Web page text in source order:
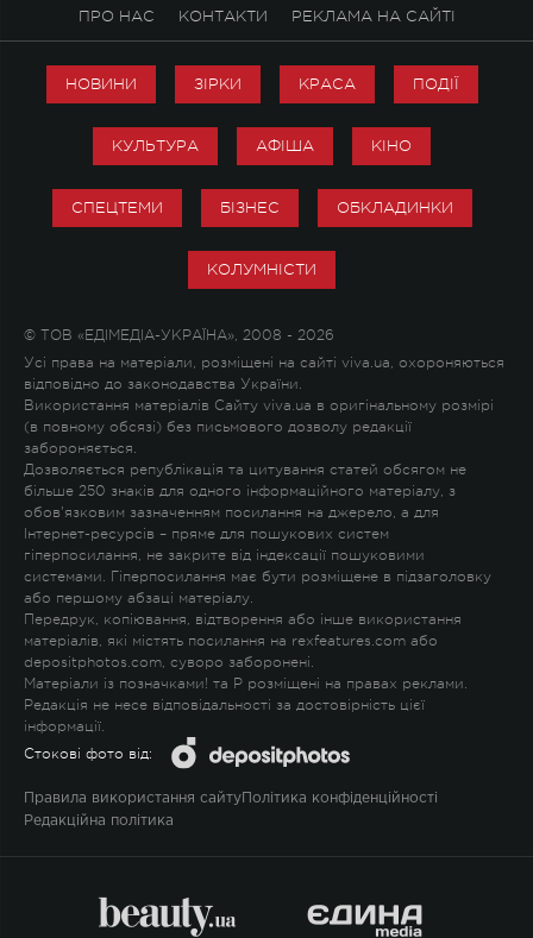
ПРО НАС КОНТАКТИ РЕКЛАМА НА САЙТІ
НОВИНИ ЗІРКИ КРАСА ПОДІЇ
КУЛЬТУРА АФІША КІНО
СПЕЦТЕМИ БІЗНЕС ОБКЛАДИНКИ
КОЛУМНІСТИ
© ТОВ «ЕДІМЕДІА-УКРАЇНА», 2008 - 2026
Усі права на матеріали, розміщені на сайті viva.ua, охороняються
відповідно до законодавства України.
Використання матеріалів Сайту viva.ua в оригінальному розмірі
(в повному обсязі) без письмового дозволу редакції
забороняється.
Дозволяється републікація та цитування статей обсягом не
більше 250 знаків для одного інформаційного матеріалу, з
обов'язковим зазначенням посилання на джерело, а для
Інтернет-ресурсів – пряме для пошукових систем
гіперпосилання, не закрите від індексації пошуковими
системами. Гіперпосилання має бути розміщене в підзаголовку
або першому абзаці матеріалу.
Передрук, копіювання, відтворення або інше використання
матеріалів, які містять посилання на rexfeatures.com або
depositphotos.com, суворо заборонені.
Матеріали із позначками! та P розміщені на правах реклами.
Редакція не несе відповідальності за достовірність цієї
інформації.
Стокові фото від:
Правила використання сайту Політика конфіденційності
Редакційна політика